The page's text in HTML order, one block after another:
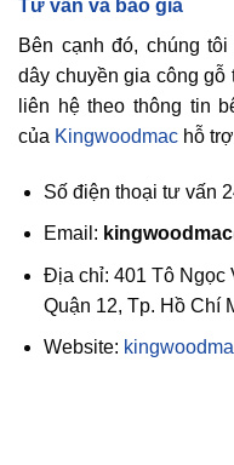
Tư vấn và báo giá
Bên cạnh đó, chúng
dây chuyền gia công gỗ
liên hệ theo thông tin
của Kingwoodmac hỗ
Số điện thoại tư vấn
Email:
Địa chỉ: 401 Tô Ngọc
Quận 12, Tp. Hồ Chí
Website: